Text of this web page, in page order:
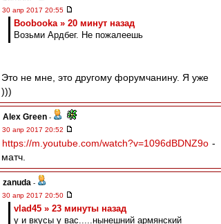
30 апр 2017 20:55
Boobooka » 20 минут назад
Возьми Ардбег. Не пожалеешь
Это не мне, это другому форумчанину. Я уже
)))
Alex Green -
30 апр 2017 20:52
https://m.youtube.com/watch?v=1096dBDNZ9o -
матч.
zanuda -
30 апр 2017 20:50
vlad45 » 23 минуты назад
у и вкусы у вас.....нынешний армянский